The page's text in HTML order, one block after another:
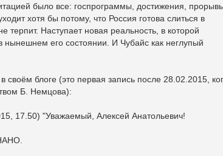
было все: госпрограммы, достижения,
хотя бы потому, что Россия готова слиться в
Наступает новая реальность, в которой
его состоянии. И Чубайс как неглупый
блоге (это первая запись после 28.02.2015,
Б. Немцова):
17.50) "Уважаемый, Алексей Анатольевич!